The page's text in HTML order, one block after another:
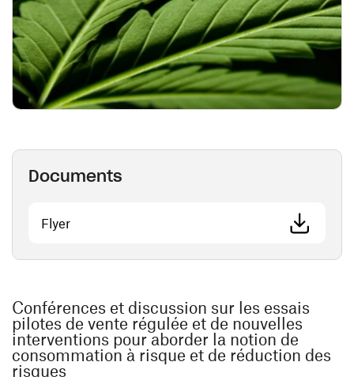
Documents
Flyer(ouvre une nouvelle fenêtre)
Conférences et discussion sur les essais
pilotes de vente régulée et de nouvelles
interventions pour aborder la notion de
consommation à risque et de réduction des
risques